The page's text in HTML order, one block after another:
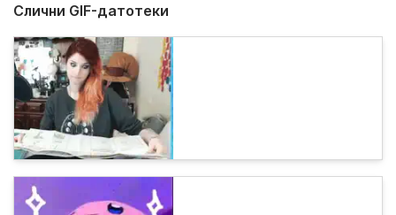
Слични GIF-датотеки